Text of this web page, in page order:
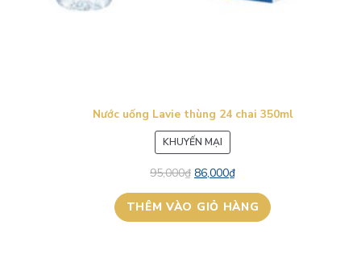
Nước uống Lavie thùng 24 chai 350ml
KHUYẾN MẠI
PHẨM
ĐANG
GIẢM
GIÁ
95,000₫ 86,000₫
THÊM VÀO GIỎ HÀNG